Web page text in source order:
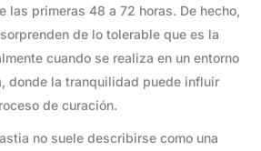
las primeras 48 a 72 horas. De hecho,
de lo tolerable que es la
cuando se realiza en un entorno
donde la tranquilidad puede influir
de curación.
no suele describirse como una